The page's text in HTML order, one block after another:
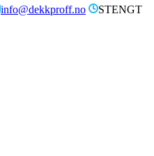
info@dekkproff.no
STENGT